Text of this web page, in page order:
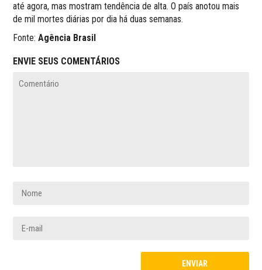
até agora, mas mostram tendência de alta. O país anotou mais
de mil mortes diárias por dia há duas semanas.
Fonte:Agência Brasil
ENVIE SEUS COMENTÁRIOS